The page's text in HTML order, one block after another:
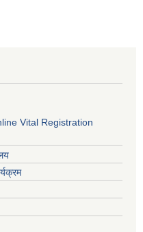
Vital Registration